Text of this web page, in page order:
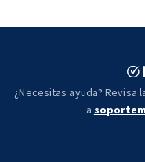
¿Necesitas ayuda? Revisa
a